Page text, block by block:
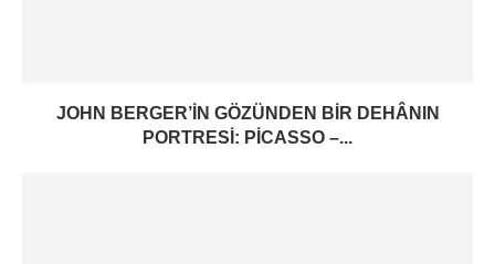
JOHN BERGER’IN GÖZÜNDEN BIR DEHÂNIN
PORTRESI: PICASSO –...